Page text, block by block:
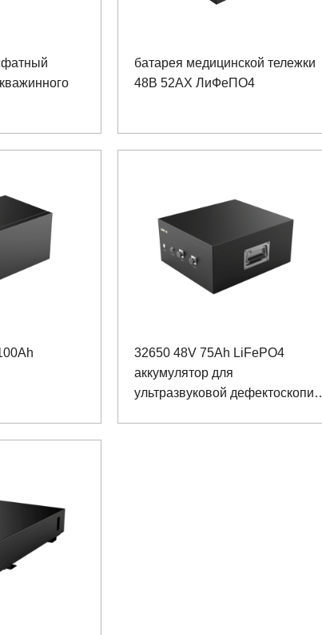
батарея медицинской тележки
48В 52АХ ЛиФеПО4
32650 48V 75Ah LiFePO4
аккумулятор для
ультразвуковой дефектоскопии